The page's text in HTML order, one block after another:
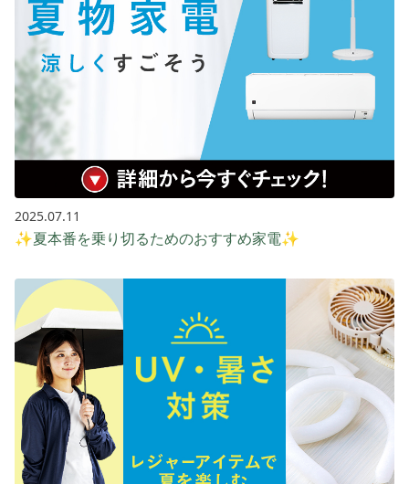
2025.07.11
✨夏本番を乗り切るためのおすすめ家電✨